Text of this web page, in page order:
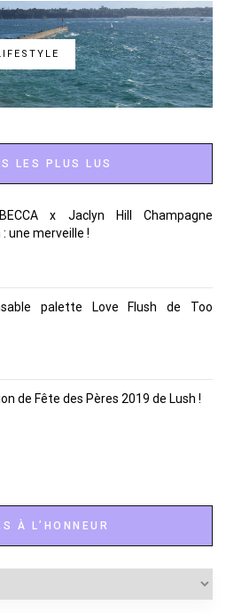
LES PLUS LUS
x Jaclyn Hill Champagne
une merveille !
palette Love Flush de Too
de Fête des Pères 2019 de Lush !
À L’HONNEUR